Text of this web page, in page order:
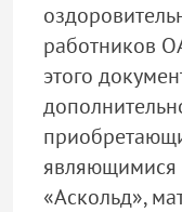
работников
этого
«Аскольд»,